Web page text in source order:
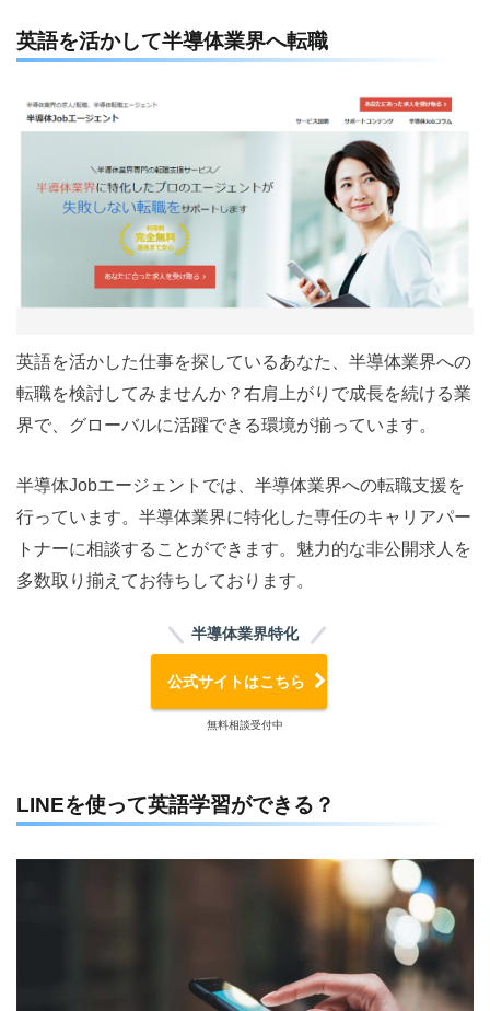
英語を活かして半導体業界へ転職
英語を活かした仕事を探しているあなた、半導体業界への
転職を検討してみませんか？右肩上がりで成長を続ける業
界で、グローバルに活躍できる環境が揃っています。
半導体Jobエージェントでは、半導体業界への転職支援を
行っています。半導体業界に特化した専任のキャリアパー
トナーに相談することができます。魅力的な非公開求人を
多数取り揃えてお待ちしております。
半導体業界特化
公式サイトはこちら
無料相談受付中
LINEを使って英語学習ができる？